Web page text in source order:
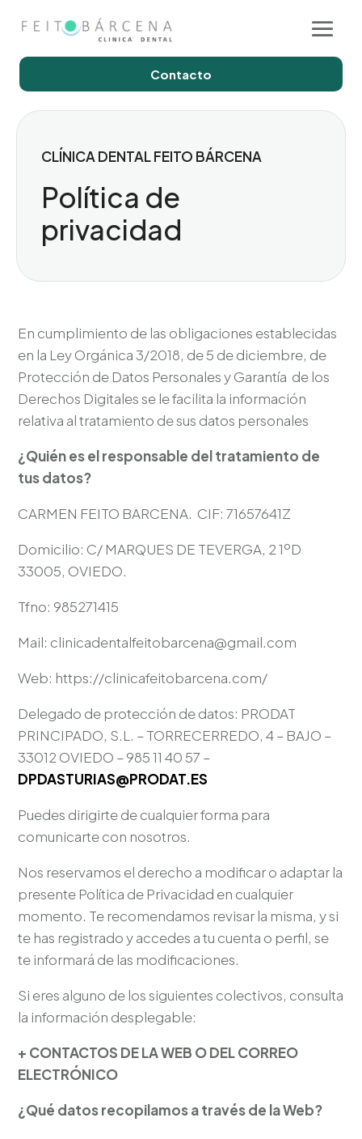
Contacto
CLÍNICA DENTAL FEITO BÁRCENA
Política de
privacidad
En cumplimiento de las obligaciones establecidas
en la Ley Orgánica 3/2018, de 5 de diciembre, de
Protección de Datos Personales y Garantía de los
Derechos Digitales se le facilita la información
relativa al tratamiento de sus datos personales
¿Quién es el responsable del tratamiento de
tus datos?
CARMEN FEITO BARCENA. CIF: 71657641Z
Domicilio: C/ MARQUES DE TEVERGA, 2 1ºD
33005, OVIEDO.
Tfno: 985271415
Mail: clinicadentalfeitobarcena@gmail.com
Web: https://clinicafeitobarcena.com/
Delegado de protección de datos: PRODAT
PRINCIPADO, S.L. – TORRECERREDO, 4 – BAJO –
33012 OVIEDO – 985 11 40 57 –
DPDASTURIAS@PRODAT.ES
Puedes dirigirte de cualquier forma para
comunicarte con nosotros.
Nos reservamos el derecho a modificar o adaptar la
presente Política de Privacidad en cualquier
momento. Te recomendamos revisar la misma, y si
te has registrado y accedes a tu cuenta o perfil, se
te informará de las modificaciones.
Si eres alguno de los siguientes colectivos, consulta
la información desplegable:
+ CONTACTOS DE LA WEB O DEL CORREO
ELECTRÓNICO
¿Qué datos recopilamos a través de la Web?